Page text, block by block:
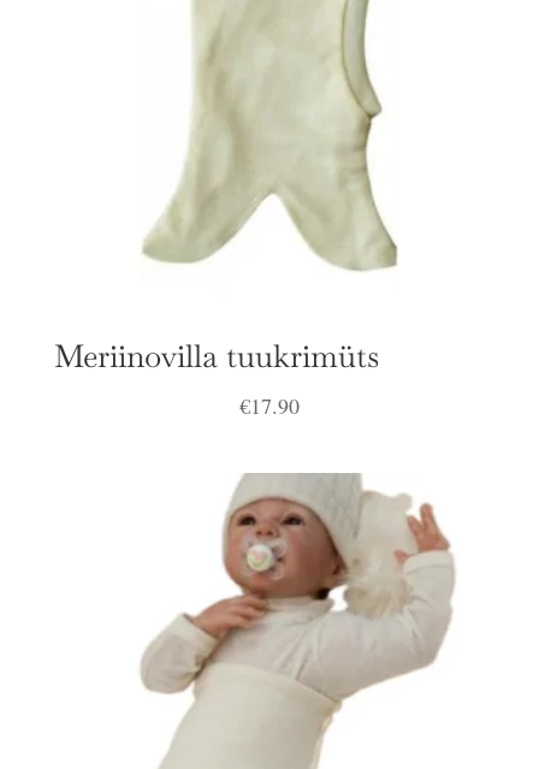
Meriinovilla tuukrimüts
€17.90